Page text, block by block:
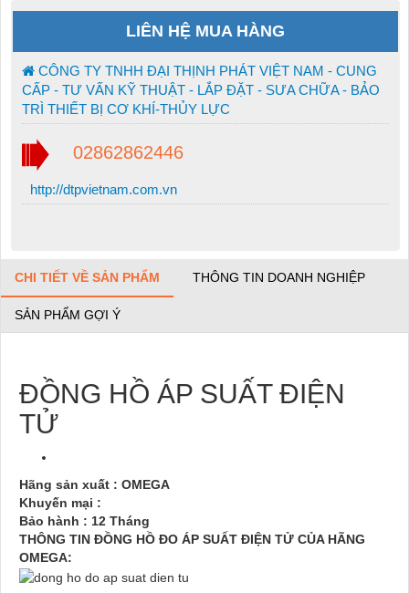
LIÊN HỆ MUA HÀNG
CÔNG TY TNHH ĐẠI THỊNH PHÁT VIỆT NAM - CUNG
CẤP - TƯ VẤN KỸ THUẬT - LẮP ĐẶT - SƯA CHỮA - BẢO
TRÌ THIẾT BỊ CƠ KHÍ-THỦY LỰC
02862862446
http://dtpvietnam.com.vn
CHI TIẾT VỀ SẢN PHẨM THÔNG TIN DOANH NGHIỆP
SẢN PHẨM GỢI Ý
ĐỒNG HỒ ÁP SUẤT ĐIỆN
TỬ
Hãng sản xuất : OMEGA
Khuyến mại :
Bảo hành : 12 Tháng
THÔNG TIN ĐỒNG HỒ ĐO ÁP SUẤT ĐIỆN TỬ CỦA HÃNG
OMEGA: